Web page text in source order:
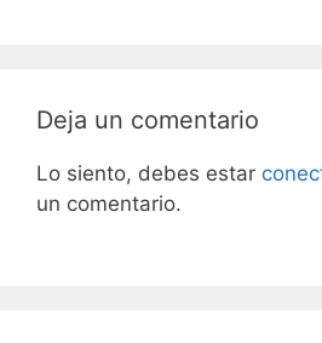
Deja un comentario
Lo siento, debes estar
un comentario.